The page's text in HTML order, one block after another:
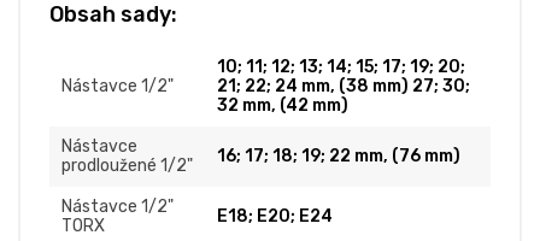
Obsah sady:
Nástavce 1/2"
10; 11; 12; 13; 14; 15; 17; 19; 20;
21; 22; 24 mm, (38 mm) 27; 30;
32 mm, (42 mm)
Nástavce
prodloužené 1/2"
16; 17; 18; 19; 22 mm, (76 mm)
Nástavce 1/2"
TORX
E18; E20; E24